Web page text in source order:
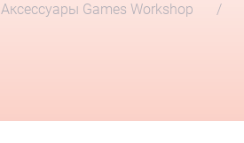
Аксессуары Games Workshop